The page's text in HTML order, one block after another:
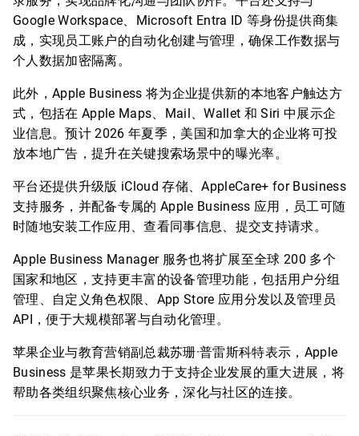
Google Workspace、Microsoft Entra ID 等身份提供商集
成，实现员工账户的自动化创建与管理，确保工作数据与
个人数据加密隔离。
此外，Apple Business 将为企业提供新的本地客户触达方
式，包括在 Apple Maps、Mail、Wallet 和 Siri 中展示企
业信息。预计 2026 年夏季，美国和加拿大的企业将可投
放本地广告，提升在关键搜索场景中的曝光率。
平台还提供升级版 iCloud 存储、AppleCare+ for Business
支持服务，并配备专属的 Apple Business 应用，员工可随
时随地安装工作应用、查看同事信息、提交支持请求。
Apple Business Manager 服务也将扩展至全球 200 多个
国家和地区，支持更丰富的设备管理功能，包括用户分组
管理、自定义角色权限、App Store 应用分发以及管理员
API，便于大规模部署与自动化管理。
苹果企业与教育营销副总裁苏珊·普雷斯科特表示，Apple
Business 是苹果长期致力于支持企业发展的重大进展，将
帮助各类组织聚焦核心业务，深化与社区的连接。